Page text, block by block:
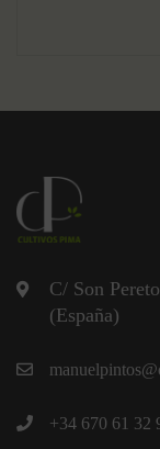
C/ Son
(España)
+34 670 61 32